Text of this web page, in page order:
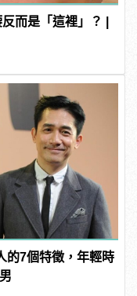
而是「這裡」？ |
的7個特徵，年輕時